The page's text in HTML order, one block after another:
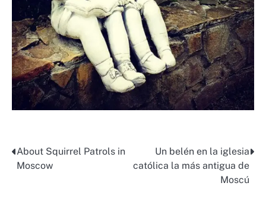
Post
About Squirrel Patrols in
Moscow
Un belén en la iglesia
católica la más antigua de
Moscú